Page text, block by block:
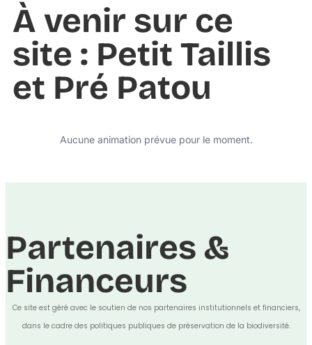
À venir sur ce
site : Petit Taillis
et Pré Patou
Aucune animation prévue pour le moment.
Partenaires &
Financeurs
Ce site est géré avec le soutien de nos partenaires institutionnels et financiers,
dans le cadre des politiques publiques de préservation de la biodiversité.